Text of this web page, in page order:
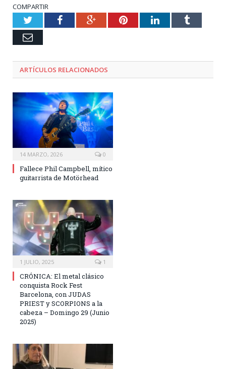
COMPARTIR
TwitterFacebookGoogle+PinterestLinkedInTumblr
Email
ARTÍCULOS RELACIONADOS
14 MARZO, 2026 0
Fallece Phil Campbell, mítico
guitarrista de Motörhead
1 JULIO, 2025 1
CRÓNICA: El metal clásico
conquista Rock Fest
Barcelona, con JUDAS
PRIEST y SCORPIONS a la
cabeza – Domingo 29 (Junio
2025)